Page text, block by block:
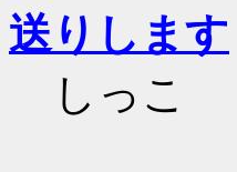
送りします
しっこ